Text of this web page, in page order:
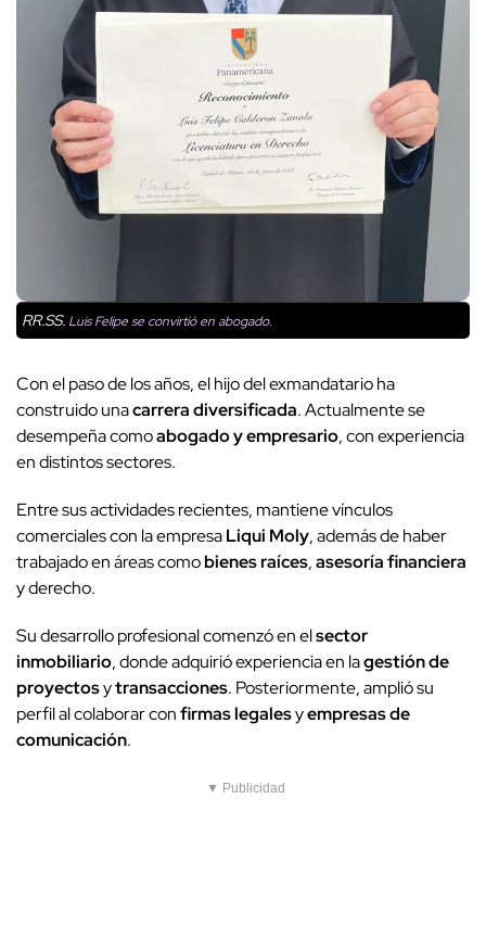
RR.SS. Luis Felipe se convirtió en abogado.
Con el paso de los años, el hijo del exmandatario ha
construido unacarrera diversificada. Actualmente se
desempeña comoabogado y empresario, con experiencia
en distintos sectores.
Entre sus actividades recientes, mantiene vínculos
comerciales con la empresaLiqui Moly, además de haber
trabajado en áreas comobienes raíces,asesoría financiera
y derecho.
Su desarrollo profesional comenzó en elsector
inmobiliario, donde adquirió experiencia en lagestión de
proyectosytransacciones. Posteriormente, amplió su
perfil al colaborar confirmas legalesyempresas de
comunicación.
▼ Publicidad